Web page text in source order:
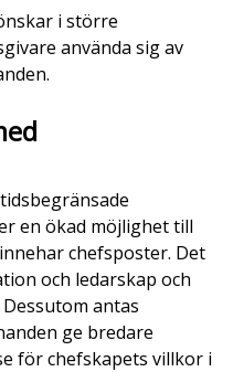
i större
använda sig av
en ökad möjlighet till
chefsposter. Det
och ledarskap och
antas
ge bredare
för chefskapets villkor i